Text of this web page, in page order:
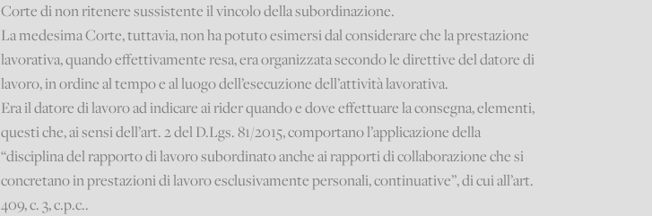
Corte di non ritenere sussistente il vincolo della subordinazione.
La medesima Corte, tuttavia, non ha potuto esimersi dal considerare che la prestazione
lavorativa, quando effettivamente resa, era organizzata secondo le direttive del datore di
lavoro, in ordine al tempo e al luogo dell’esecuzione dell’attività lavorativa.
Era il datore di lavoro ad indicare ai rider quando e dove effettuare la consegna, elementi,
questi che, ai sensi dell’art. 2 del D.Lgs. 81/2015, comportano l’applicazione della
“disciplina del rapporto di lavoro subordinato anche ai rapporti di collaborazione che si
concretano in prestazioni di lavoro esclusivamente personali, continuative”, di cui all’art.
409, c. 3, c.p.c..